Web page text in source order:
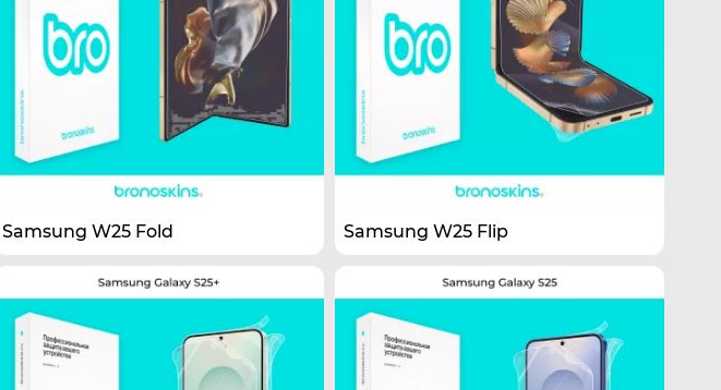
Samsung W25 Fold Samsung W25 Flip